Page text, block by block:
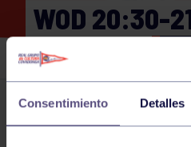
Consentimiento Detalles
WOD 20:30-
GIMNASIO